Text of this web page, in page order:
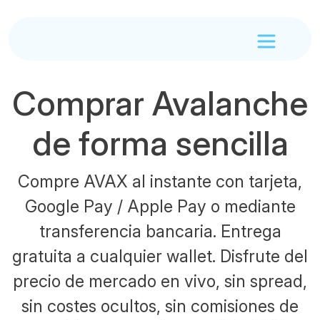
Comprar Avalanche
de forma sencilla
Compre AVAX al instante con tarjeta,
Google Pay / Apple Pay o mediante
transferencia bancaria. Entrega
gratuita a cualquier wallet. Disfrute del
precio de mercado en vivo, sin spread,
sin costes ocultos, sin comisiones de